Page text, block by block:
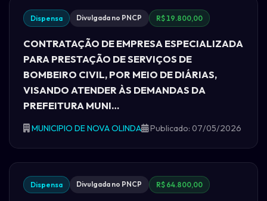
Dispensa Divulgada no PNCP R$ 19.800,00
CONTRATAÇÃO DE EMPRESA ESPECIALIZADA
PARA PRESTAÇÃO DE SERVIÇOS DE
BOMBEIRO CIVIL, POR MEIO DE DIÁRIAS,
VISANDO ATENDER ÀS DEMANDAS DA
PREFEITURA MUNI…
MUNICIPIO DE NOVA OLINDA Publicado: 07/05/2026
Dispensa Divulgada no PNCP R$ 64.800,00